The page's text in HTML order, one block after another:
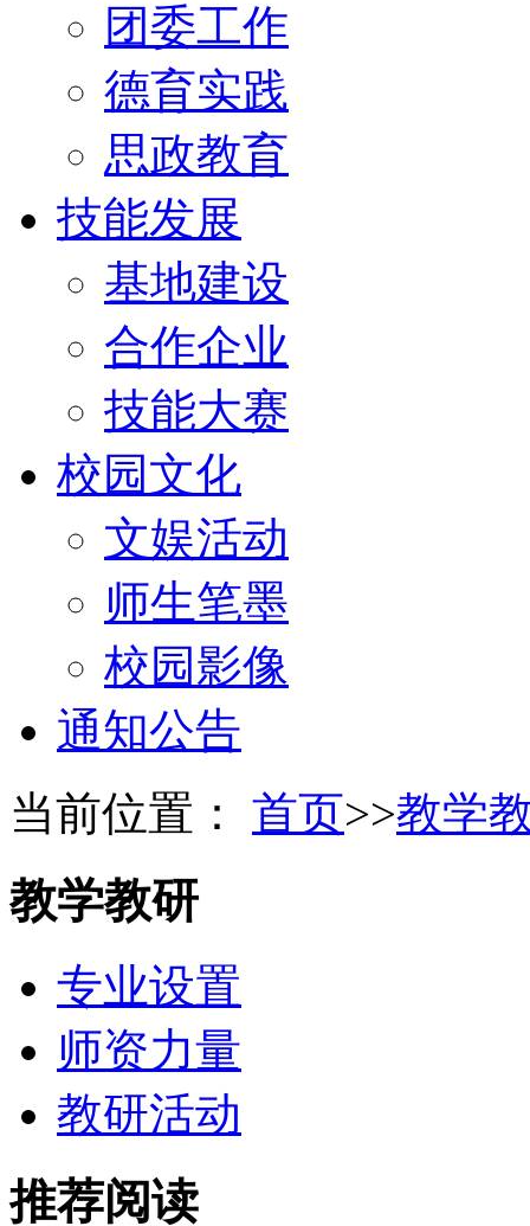
团委工作
德育实践
思政教育
技能发展
基地建设
合作企业
技能大赛
校园文化
文娱活动
师生笔墨
校园影像
通知公告
当前位置：
首页>>教学
教学教研
专业设置
师资力量
教研活动
推荐阅读